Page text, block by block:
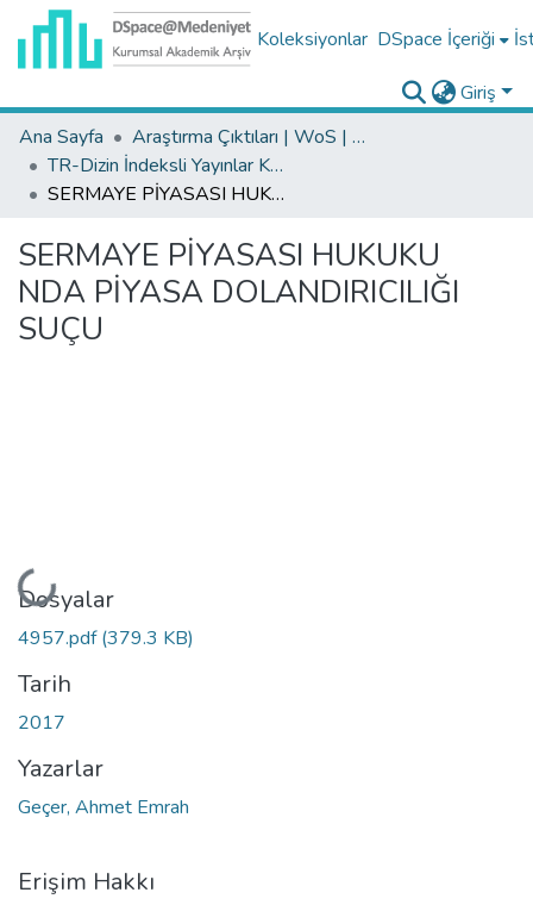
Koleksiyonlar DSpace İçeriği
Giriş
Ana Sayfa
Araştırma Çıktıları | WoS | Scopus | TR-Dizin | PubMed
TR-Dizin İndeksli Yayınlar Koleksiyonu
SERMAYE PİYASASI HUKUKU NDA PİYASA DOLANDIRICILIĞI SUÇU
SERMAYE PİYASASI HUKUKU
NDA PİYASA DOLANDIRICILIĞI
SUÇU
Yükleniyor...
Dosyalar
4957.pdf(379.3 KB)
Tarih
2017
Yazarlar
Geçer, Ahmet Emrah
Erişim Hakkı